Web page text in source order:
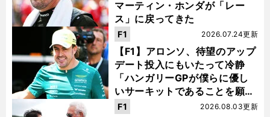
マーティン・ホンダが「レー
ス」に戻ってきた
【F1】アロンソ、待望のアップ
デート投入にもいたって冷静
「ハンガリーGPが僕らに優し
いサーキットであることを願
う」
2026.07.24更新
F1
2026.08.03更新
F1